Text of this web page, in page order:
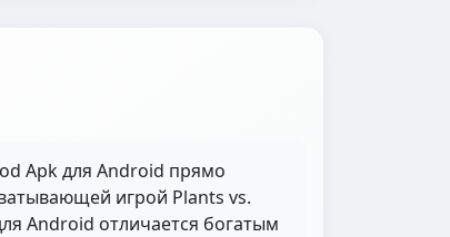
Apk для Android прямо
игрой Plants vs.
Android отличается богатым